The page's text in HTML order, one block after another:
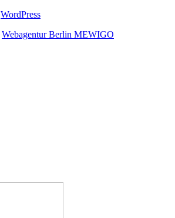
WordPress
Webagentur Berlin MEWIGO